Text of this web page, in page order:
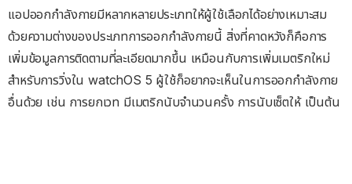
แอปออกกำลังกายมีหลากหลายประเภทให้ผู้ใช้เลือกได้อย่างเหมาะสม
ด้วยความต่างของประเภทการออกกำลังกายนี้ สิ่งที่คาดหวังก็คือการ
เพิ่มข้อมูลการติดตามที่ละเอียดมากขึ้น เหมือนกับการเพิ่มเมตริกใหม่
สำหรับการวิ่งใน watchOS 5 ผู้ใช้ก็อยากจะเห็นในการออกกำลังกาย
อื่นด้วย เช่น การยกเวท มีเมตริกนับจำนวนครั้ง การนับเซ็ตให้ เป็นต้น